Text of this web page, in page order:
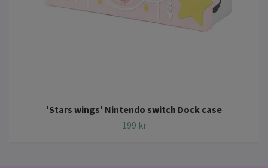
'Stars wings' Nintendo switch Dock case
199 kr